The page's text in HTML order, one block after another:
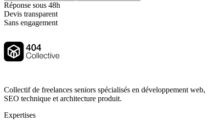
Réponse sous 48h
Devis transparent
Sans engagement
Collectif de freelances seniors spécialisés en développement web,
SEO technique et architecture produit.
Expertises